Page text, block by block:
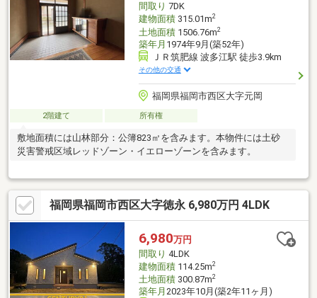
間取り 7DK
建物面積315.01m2
土地面積1506.76m2
築年月 1974年9月(築52年)
ＪＲ筑肥線 波多江駅 徒歩3.9km
その他の交通
福岡県福岡市西区大字元岡
2階建て 所有権
敷地面積には山林部分：公簿823㎡を含みます。本物件には土砂
災害警戒区域レッドゾーン・イエローゾーンを含みます。
福岡県福岡市西区大字徳永 6,980万円 4LDK
6,980万円
間取り 4LDK
建物面積114.25m2
土地面積300.87m2
築年月 2023年10月(築2年11ヶ月)